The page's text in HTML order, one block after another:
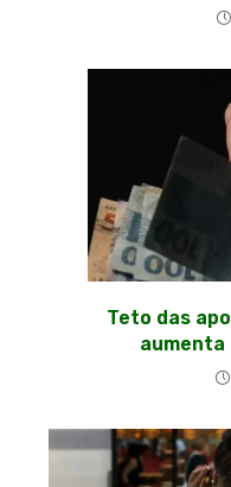
Teto das
aumenta